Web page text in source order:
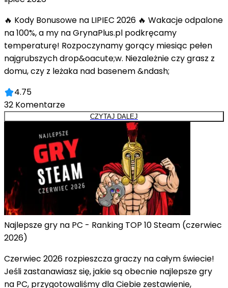
🔥 Kody Bonusowe na LIPIEC 2026 🔥 Wakacje odpalone
na 100%, a my na GrynaPlus.pl podkręcamy
temperaturę! Rozpoczynamy gorący miesiąc pełen
najgrubszych drop&oacute;w. Niezależnie czy grasz z
domu, czy z leżaka nad basenem &ndash;
4.75
32 Komentarze
CZYTAJ DALEJ
Najlepsze gry na PC - Ranking TOP 10 Steam (czerwiec
2026)
Czerwiec 2026 rozpieszcza graczy na całym świecie!
Jeśli zastanawiasz się, jakie są obecnie najlepsze gry
na PC, przygotowaliśmy dla Ciebie zestawienie,